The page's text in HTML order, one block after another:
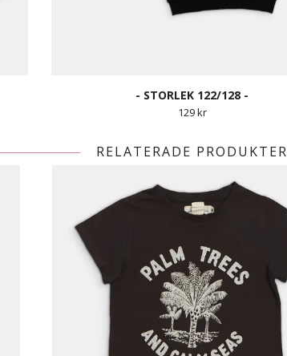
- STORLEK 122/128 -
129 kr
RELATERADE PRODUKTER